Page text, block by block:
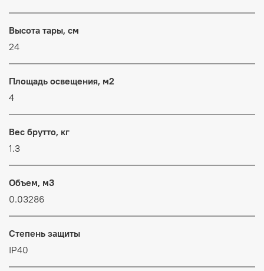
Высота тары, см
24
Площадь освещения, м2
4
Вес брутто, кг
1.3
Объем, м3
0.03286
Степень защиты
IP40